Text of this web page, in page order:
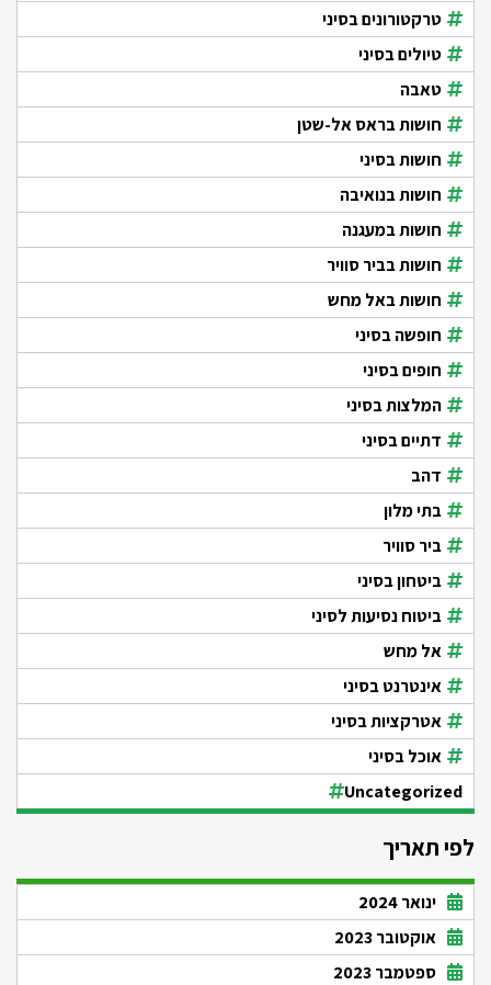
טרקטורונים בסיני
טיולים בסיני
טאבה
חושות בראס אל-שטן
חושות בסיני
חושות בנואיבה
חושות במעגנה
חושות בביר סוויר
חושות באל מחש
חופשה בסיני
חופים בסיני
המלצות בסיני
דתיים בסיני
דהב
בתי מלון
ביר סוויר
ביטחון בסיני
ביטוח נסיעות לסיני
אל מחש
אינטרנט בסיני
אטרקציות בסיני
אוכל בסיני
Uncategorized
לפי תאריך
ינואר 2024
אוקטובר 2023
ספטמבר 2023